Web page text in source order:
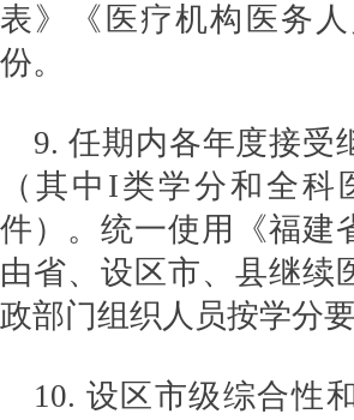
表》《医疗机构医务
份。
9. 任期内各年度接受
（其中I类学分和全
件）。统一使用《福建
由省、设区市、县继续
政部门组织人员按学分
10. 设区市级综合性